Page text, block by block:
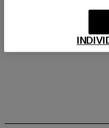
LIEFERUNG &